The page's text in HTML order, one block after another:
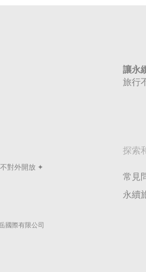
對外開放 ✦
國際有限公司
讓永
旅行
探索
常見
永續